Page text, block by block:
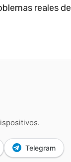
reales de
Telegram